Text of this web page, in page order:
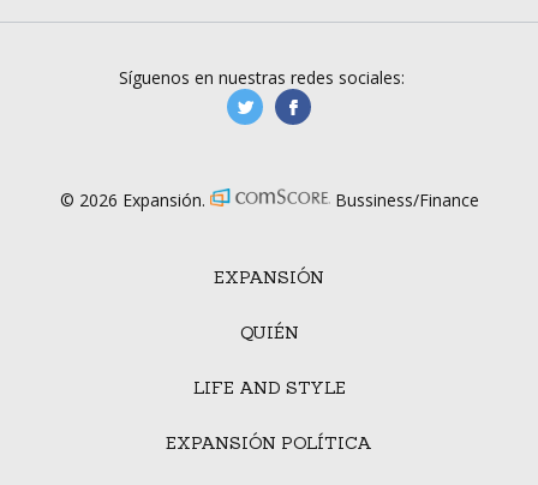
EXPANSIÓN
QUIÉN
LIFE AND STYLE
EXPANSIÓN POLÍTICA
Síguenos en nuestras redes sociales:
manufacturaGE
© 2026 Expansión. Bussiness/Finance